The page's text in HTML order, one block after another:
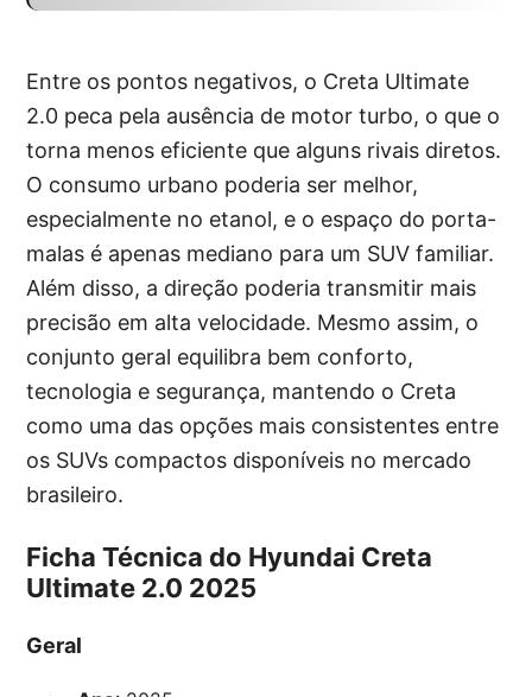
Entre os pontos negativos, o Creta Ultimate
2.0 peca pela ausência de motor turbo, o que o
torna menos eficiente que alguns rivais diretos.
O consumo urbano poderia ser melhor,
especialmente no etanol, e o espaço do porta-
malas é apenas mediano para um SUV familiar.
Além disso, a direção poderia transmitir mais
precisão em alta velocidade. Mesmo assim, o
conjunto geral equilibra bem conforto,
tecnologia e segurança, mantendo o Creta
como uma das opções mais consistentes entre
os SUVs compactos disponíveis no mercado
brasileiro.
Ficha Técnica do Hyundai Creta
Ultimate 2.0 2025
Geral